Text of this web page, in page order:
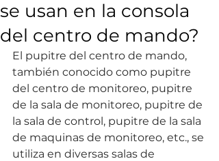
se usan en la consola
del centro de mando?
El pupitre del centro de mando,
también conocido como pupitre
del centro de monitoreo, pupitre
de la sala de monitoreo, pupitre de
la sala de control, pupitre de la sala
de maquinas de monitoreo, etc., se
utiliza en diversas salas de